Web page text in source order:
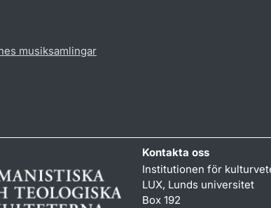
musiksamlingar
Kontakta oss
Institutionen för
LUX, Lunds universitet
Box 192